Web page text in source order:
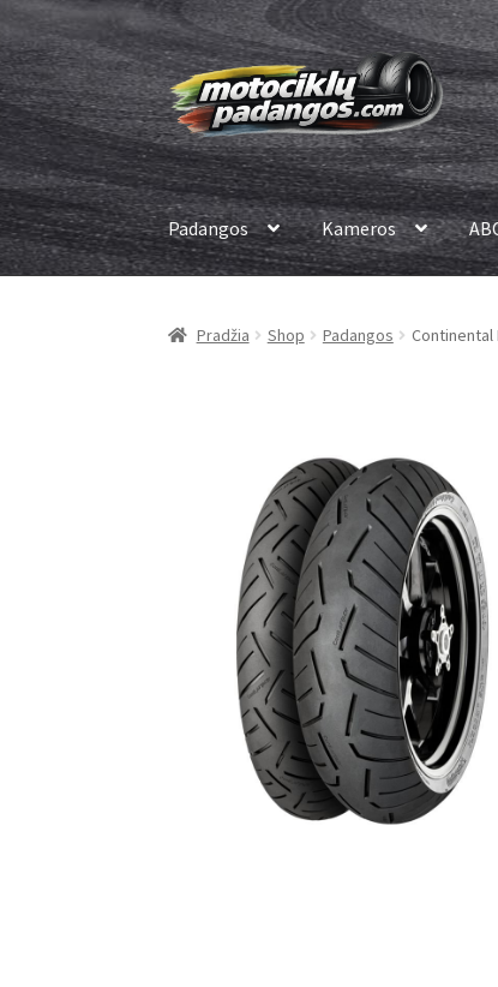
Pereiti
prie
meniu
Pereiti
prie
turinio
Padangos Kameros
Pradžia Shop Padangos Continental